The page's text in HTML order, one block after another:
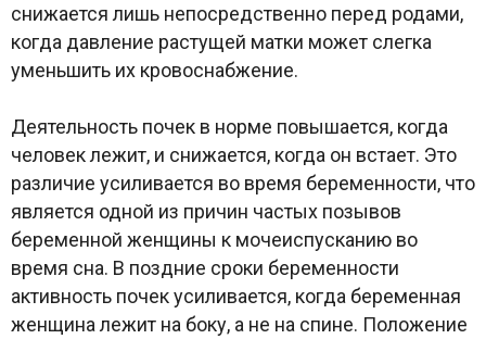
снижается лишь непосредственно перед родами,
когда давление растущей матки может слегка
уменьшить их кровоснабжение.
Деятельность почек в норме повышается, когда
человек лежит, и снижается, когда он встает. Это
различие усиливается во время беременности, что
является одной из причин частых позывов
беременной женщины к мочеиспусканию во
время сна. В поздние сроки беременности
активность почек усиливается, когда беременная
женщина лежит на боку, а не на спине. Положение